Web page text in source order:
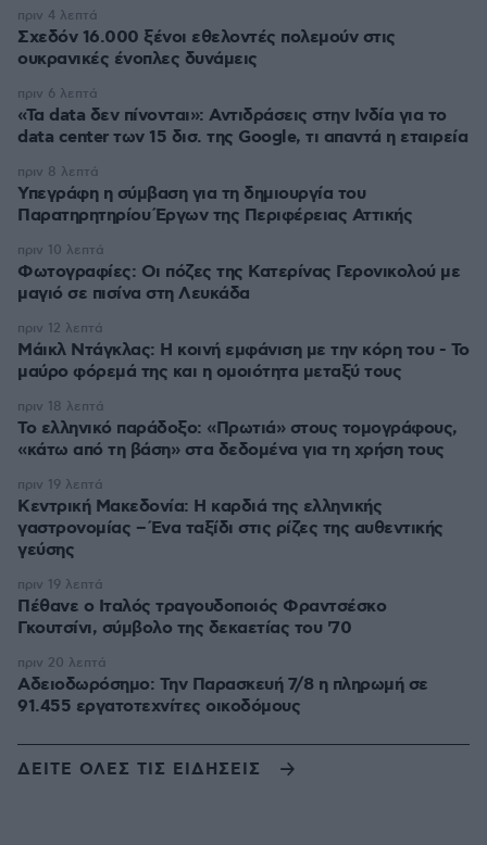
Σχεδόν 16.000 ξένοι εθελοντές πολεμούν στις
ουκρανικές ένοπλες δυνάμεις
πριν 4 λεπτά
«Τα data δεν πίνονται»: Αντιδράσεις στην Ινδία για το
data center των 15 δισ. της Google, τι απαντά η εταιρεία
πριν 6 λεπτά
Υπεγράφη η σύμβαση για τη δημιουργία του
Παρατηρητηρίου Έργων της Περιφέρειας Αττικής
πριν 8 λεπτά
Φωτογραφίες: Οι πόζες της Κατερίνας Γερονικολού με
μαγιό σε πισίνα στη Λευκάδα
πριν 10 λεπτά
Μάικλ Ντάγκλας: Η κοινή εμφάνιση με την κόρη του - Το
μαύρο φόρεμά της και η ομοιότητα μεταξύ τους
πριν 12 λεπτά
Το ελληνικό παράδοξο: «Πρωτιά» στους τομογράφους,
«κάτω από τη βάση» στα δεδομένα για τη χρήση τους
πριν 18 λεπτά
Κεντρική Μακεδονία: Η καρδιά της ελληνικής
γαστρονομίας – Ένα ταξίδι στις ρίζες της αυθεντικής
γεύσης
πριν 19 λεπτά
Πέθανε ο Ιταλός τραγουδοποιός Φραντσέσκο
Γκουτσίνι, σύμβολο της δεκαετίας του '70
πριν 19 λεπτά
Αδειοδωρόσημο: Την Παρασκευή 7/8 η πληρωμή σε
91.455 εργατοτεχνίτες οικοδόμους
πριν 20 λεπτά
ΔΕΙΤΕ ΟΛΕΣ ΤΙΣ ΕΙΔΗΣΕΙΣ